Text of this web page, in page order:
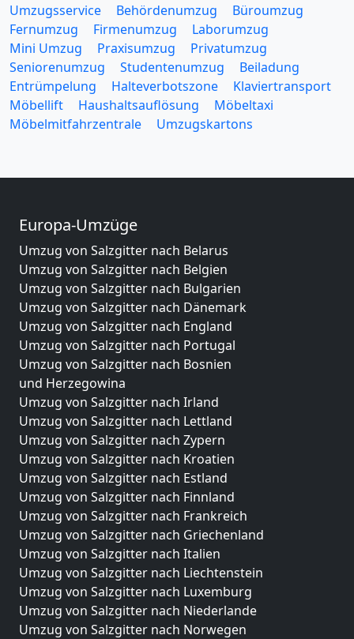
Umzugsservice Behördenumzug
Büroumzug
Fernumzug
Firmenumzug
Laborumzug
Mini Umzug
Praxisumzug
Privatumzug
Seniorenumzug
Studentenumzug
Beiladung
Entrümpelung
Halteverbotszone
Klaviertransport
Möbellift
Haushaltsauflösung
Möbeltaxi
Möbelmitfahrzentrale
Umzugskartons
Europa-Umzüge
Umzug von Salzgitter nach Belarus
Umzug von Salzgitter nach Belgien
Umzug von Salzgitter nach Bulgarien
Umzug von Salzgitter nach Dänemark
Umzug von Salzgitter nach England
Umzug von Salzgitter nach Portugal
Umzug von Salzgitter nach Bosnien
und Herzegowina
Umzug von Salzgitter nach Irland
Umzug von Salzgitter nach Lettland
Umzug von Salzgitter nach Zypern
Umzug von Salzgitter nach Kroatien
Umzug von Salzgitter nach Estland
Umzug von Salzgitter nach Finnland
Umzug von Salzgitter nach Frankreich
Umzug von Salzgitter nach Griechenland
Umzug von Salzgitter nach Italien
Umzug von Salzgitter nach Liechtenstein
Umzug von Salzgitter nach Luxemburg
Umzug von Salzgitter nach Niederlande
Umzug von Salzgitter nach Norwegen